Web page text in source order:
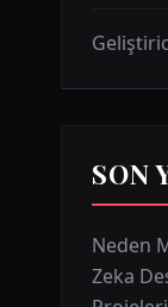
SON
Neden
Zeka